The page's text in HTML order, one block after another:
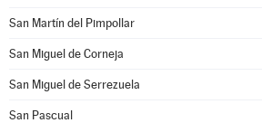
San Martín del Pimpollar
San Miguel de Corneja
San Miguel de Serrezuela
San Pascual